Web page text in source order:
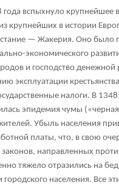
года вспыхнуло крупнейшее
крупнейших в истории
— Жакерия. Оно было
экономического
и господство денежной
эксплуатации
налоги. В 1348
эпидемия чумы («черная
Убыль населения
платы, что, в свою
направленных
тяжело отразились на
городского населения. Все